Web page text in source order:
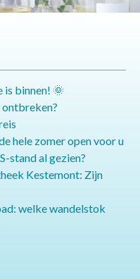
is binnen! 🌞
hele zomer open voor u
stand al gezien?
Kestemont: Zijn
welke wandelstok